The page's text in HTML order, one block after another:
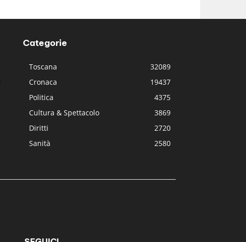
Categorie
Toscana
32089
Cronaca
19437
Politica
4375
Cultura & Spettacolo
3869
Diritti
2720
Sanità
2580